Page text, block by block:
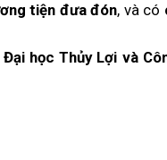
tiện đưa đón, và có
học Thủy Lợi và